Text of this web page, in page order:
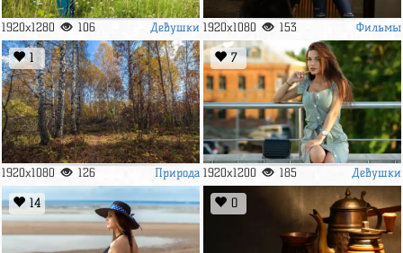
1920x1280 106 Девушки 1920x1080 153 Фильмы
1
1920x1080 126 Природа
7
1920x1200 185 Девушки
14 0